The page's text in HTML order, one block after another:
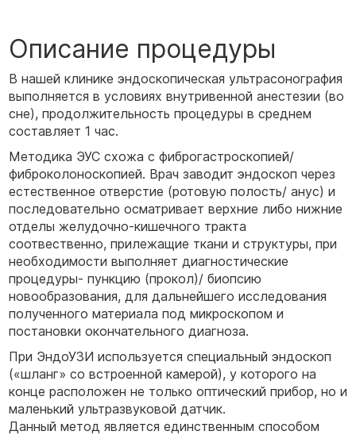
Описание процедуры
В нашей клинике эндоскопическая ультрасонография
выполняется в условиях внутривенной анестезии (во
сне), продолжительность процедуры в среднем
составляет 1 час.
Методика ЭУС схожа с фиброгастроскопией/
фиброколоноскопией. Врач заводит эндоскоп через
естественное отверстие (ротовую полость/ анус) и
последовательно осматривает верхние либо нижние
отделы желудочно-кишечного тракта
соотвественно, прилежащие ткани и структуры, при
необходимости выполняет диагностические
процедуры- пункцию (прокол)/ биопсию
новообразования, для дальнейшего исследования
полученного материала под микроскопом и
постановки окончательного диагноза.
При ЭндоУЗИ используется специальный эндоскоп
(«шланг» со встроенной камерой), у которого на
конце расположен не только оптический прибор, но и
маленький ультразвуковой датчик.
Данный метод является единственным способом